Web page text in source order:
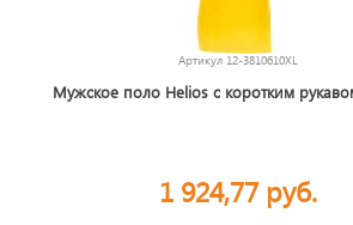
Артикул 12-3810610XL
Мужское поло Helios с коротким
1 924,77 руб.